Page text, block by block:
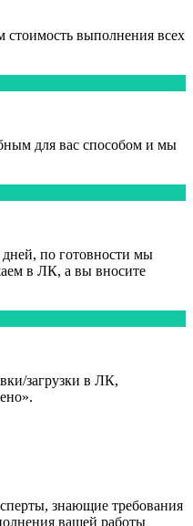
стоимость выполнения всех
для вас способом и мы
дней, по готовности мы
в ЛК, а вы вносите
загрузки в ЛК,
знающие требования
вашей работы